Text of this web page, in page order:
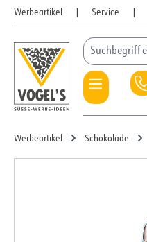
Zum Hauptinhalt springen
Werbeartikel Service
Werbeartikel Schokolade